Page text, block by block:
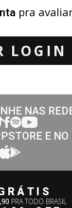
pra
LOGIN
NAS
E
PRA TODO BRASIL